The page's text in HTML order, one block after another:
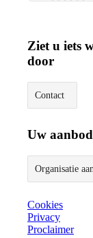
Ziet u iets
door
Contact
Uw
Organisatie
Cookies
Privacy
Proclaimer